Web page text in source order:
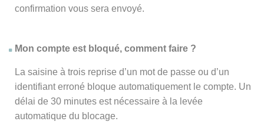
confirmation vous sera envoyé.
Mon compte est bloqué, comment faire ?
La saisine à trois reprise d’un mot de passe ou d’un
identifiant erroné bloque automatiquement le compte. Un
délai de 30 minutes est nécessaire à la levée
automatique du blocage.